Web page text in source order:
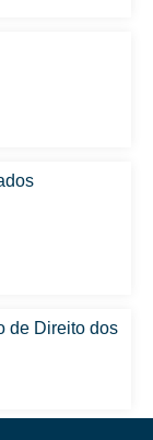
de Direito dos